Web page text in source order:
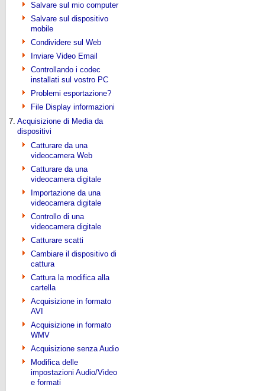
Salvare sul mio computer
Salvare sul dispositivo
mobile
Condividere sul Web
Inviare Video Email
Controllando i codec
installati sul vostro PC
Problemi esportazione?
File Display informazioni
7. Acquisizione di Media da
dispositivi
Catturare da una
videocamera Web
Catturare da una
videocamera digitale
Importazione da una
videocamera digitale
Controllo di una
videocamera digitale
Catturare scatti
Cambiare il dispositivo di
cattura
Cattura la modifica alla
cartella
Acquisizione in formato
AVI
Acquisizione in formato
WMV
Acquisizione senza Audio
Modifica delle
impostazioni Audio/Video
e formati